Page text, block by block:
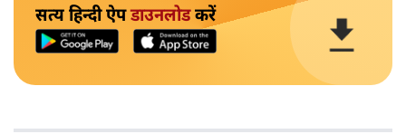
सत्य हिन्दी ऐपडाउनलोडकरें